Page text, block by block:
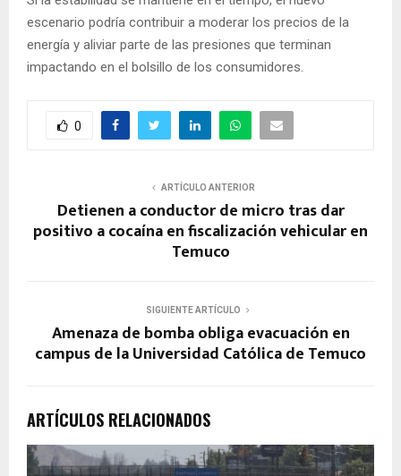
escenario podría contribuir a moderar los precios de la
energía y aliviar parte de las presiones que terminan
impactando en el bolsillo de los consumidores.
0
ARTÍCULO ANTERIOR
Detienen a conductor de micro tras dar
positivo a cocaína en fiscalización vehicular en
Temuco
SIGUIENTE ARTÍCULO
Amenaza de bomba obliga evacuación en
campus de la Universidad Católica de Temuco
ARTÍCULOS RELACIONADOS